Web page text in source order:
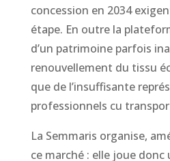
concession en 2034
étape. En outre la
d’un patrimoine parfois
renouvellement du tissu
que de l’insuffisante
professionnels cu
La Semmaris organise,
ce marché : elle joue